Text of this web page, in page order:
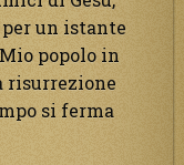
un istante
popolo in
risurrezione
si ferma